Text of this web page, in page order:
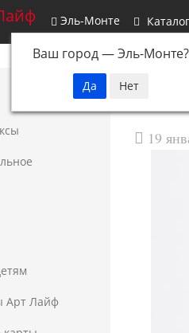
Эль-Монте
Ваш город —Эль-Монте?
Каталог
Арт Лайф
19